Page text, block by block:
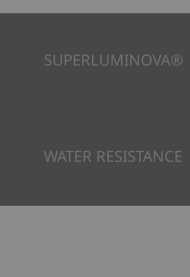
SUPERLUMINOVA®
WATER RESISTANCE